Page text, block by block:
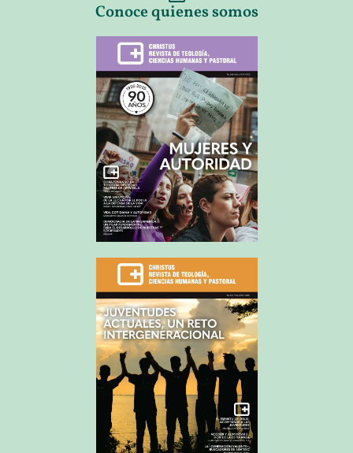
Conoce quienes somos